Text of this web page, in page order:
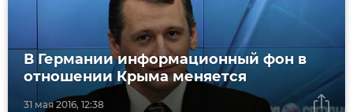
31 мая 2016, 12:38
В Германии информационный фон в
отношении Крыма меняется